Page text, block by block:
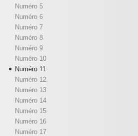
Numéro 5
Numéro 6
Numéro 7
Numéro 8
Numéro 9
Numéro 10
Numéro 11
Numéro 12
Numéro 13
Numéro 14
Numéro 15
Numéro 16
Numéro 17